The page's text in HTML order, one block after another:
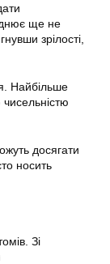
ще не
зрілості,
Найбільше
досягати
носить
Зі